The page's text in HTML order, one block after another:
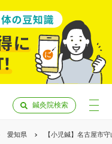
鍼灸院検索
愛知県 【小児鍼】名古屋市